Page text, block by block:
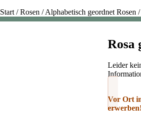
Start /Rosen /Alphabetisch geordnet Rosen /
Rosa
Leider
Vor Ort
erwerben!